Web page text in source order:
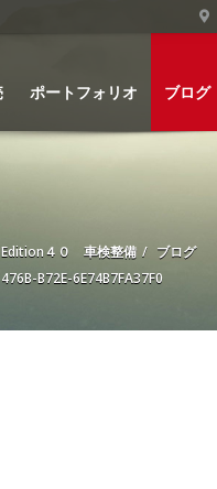
ポートフォリオ ブログ
４０ 車検整備
ブログ
B72E-6E74B7FA37F0